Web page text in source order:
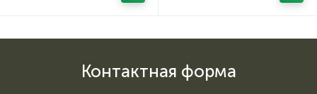
Контактная форма